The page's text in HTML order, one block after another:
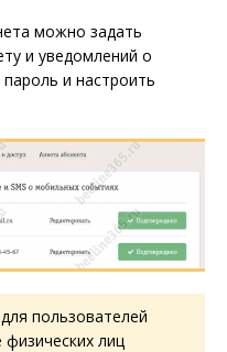
можно задать
и уведомлений о
и настроить
пользователей
физических лиц